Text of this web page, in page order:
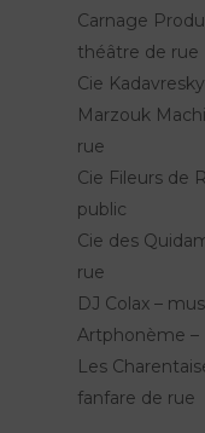
Carnage
théâtre de rue
Cie
Marzouk
rue
Cie Fileurs de
public
Cie des
rue
DJ Colax –
Artphonème –
Les
fanfare de rue